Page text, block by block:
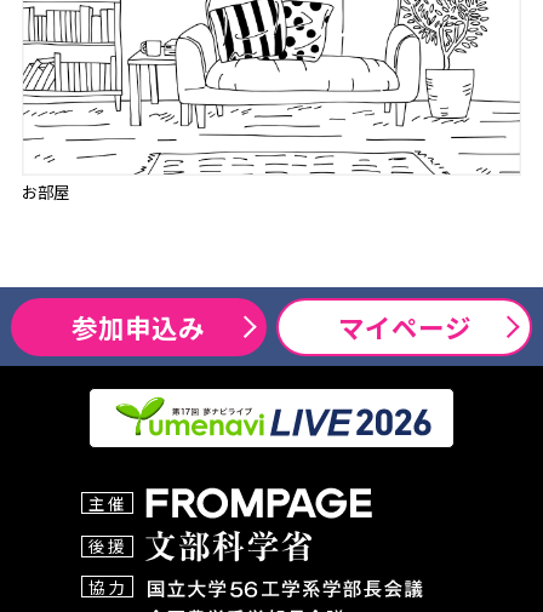
お部屋
参加申込み マイページ
主催
後援
協力